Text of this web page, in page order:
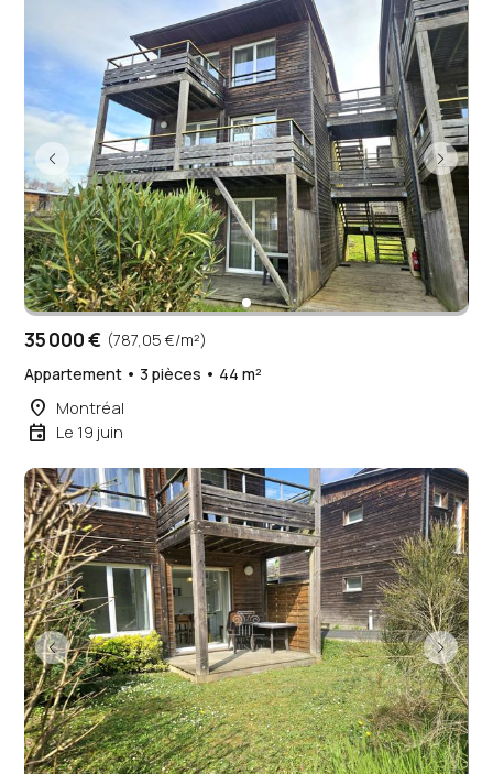
35 000 € (787,05 €/m²)
Appartement • 3 pièces • 44 m²
place Montréal
event Le 19 juin